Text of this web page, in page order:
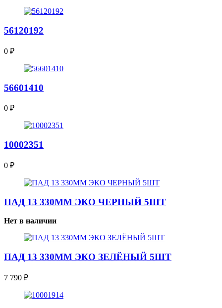
56120192
0 ₽
56601410
0 ₽
10002351
0 ₽
ПАД 13 330ММ ЭКО ЧЕРНЫЙ 5ШТ
Нет в наличии
ПАД 13 330ММ ЭКО ЗЕЛЁНЫЙ 5ШТ
7 790 ₽